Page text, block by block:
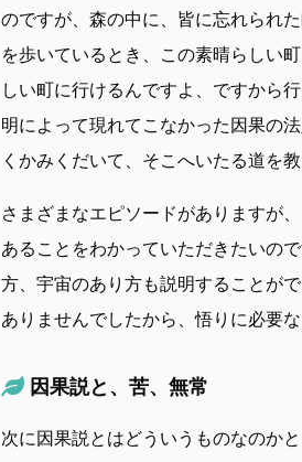
のですが、森の中に、皆に忘れられ
を歩いているとき、この素晴らしい
しい町に行けるんですよ、ですから
明によって現れてこなかった因果の
くかみくだいて、そこへいたる道を
さまざまなエピソードがありますが
あることをわかっていただきたいの
方、宇宙のあり方も説明することが
ありませんでしたから、悟りに必要
因果説と、苦、無常
次に因果説とはどういうものなのか